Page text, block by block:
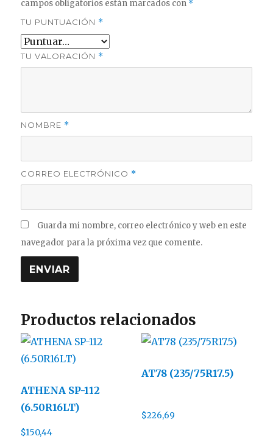
campos obligatorios están marcados con *
TU PUNTUACIÓN *
TU VALORACIÓN *
NOMBRE *
CORREO ELECTRÓNICO *
Guarda mi nombre, correo electrónico y web en este
navegador para la próxima vez que comente.
Productos relacionados
ATHENA SP-112
(6.50R16LT)
$150,44
AT78 (235/75R17.5)
$226,69